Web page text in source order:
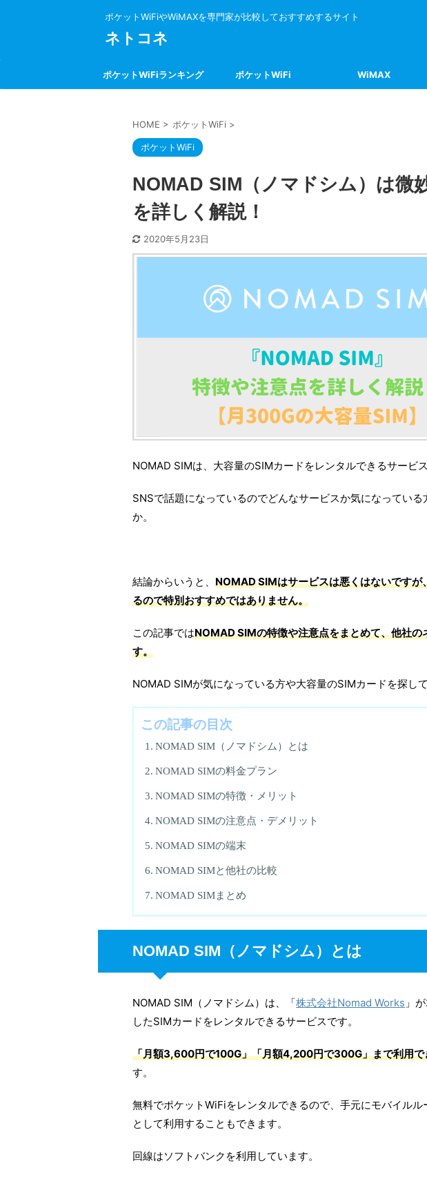
ポケットWiFiやWiMAXを専門家が比較しておすすめするサイト
ネトコネ
ポケットWiFiランキング ポケットWiFi WiMAX
HOME > ポケットWiFi >
ポケットWiFi
NOMAD SIM（ノマドシム）は微
を詳しく解説！
2020年5月23日
NOMAD SIMは、大容量のSIMカードをレンタルできるサービス
SNSで話題になっているのでどんなサービスか気になっている
か。
結論からいうと、 NOMAD SIMはサービスは悪くはないですが
るので特別おすすめではありません。
この記事ではNOMAD SIMの特徴や注意点をまとめて、他社の
す。
NOMAD SIMが気になっている方や大容量のSIMカードを探し
この記事の目次
NOMAD SIM（ノマドシム）とは
NOMAD SIMの料金プラン
NOMAD SIMの特徴・メリット
NOMAD SIMの注意点・デメリット
NOMAD SIMの端末
NOMAD SIMと他社の比較
NOMAD SIMまとめ
NOMAD SIM（ノマドシム）とは
NOMAD SIM（ノマドシム）は、「株式会社Nomad Works 」
したSIMカードをレンタルできるサービスです。
「月額3,600円で100G」「月額4,200円で300G」まで利用で
す。
無料でポケットWiFiをレンタルできるので、手元にモバイル
として利用することもできます。
回線はソフトバンクを利用しています。